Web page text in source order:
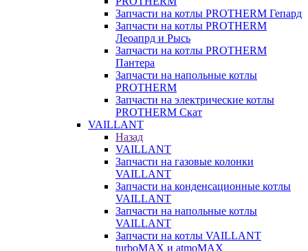
Запчасти на котлы PROTHERM Гепард
Запчасти на котлы PROTHERM
Леоапрд и Рысь
Запчасти на котлы PROTHERM
Пантера
Запчасти на напольные котлы
PROTHERM
Запчасти на электрические котлы
PROTHERM Скат
VAILLANT
Назад
VAILLANT
Запчасти на газовые колонки
VAILLANT
Запчасти на конденсационные котлы
VAILLANT
Запчасти на напольные котлы
VAILLANT
Запчасти на котлы VAILLANT
turboMAX и atmoMAX